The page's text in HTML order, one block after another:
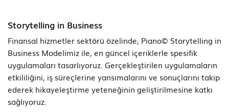
Storytelling in Business
Finansal hizmetler sektörü özelinde, Piano© Storytelling in
Business Modelimiz ile, en güncel içeriklerle spesifik
uygulamaları tasarlıyoruz. Gerçekleştirilen uygulamaların
etkililiğini, iş süreçlerine yansımalarını ve sonuçlarını takip
ederek hikayeleştirme yeteneğinin geliştirilmesine katkı
sağlıyoruz.